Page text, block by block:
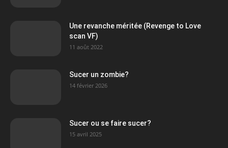
Une revanche méritée (Revenge to Love
scan VF)
11 août 2022
Sucer un zombie?
14 février 2026
Sucer ou se faire sucer?
15 avril 2025